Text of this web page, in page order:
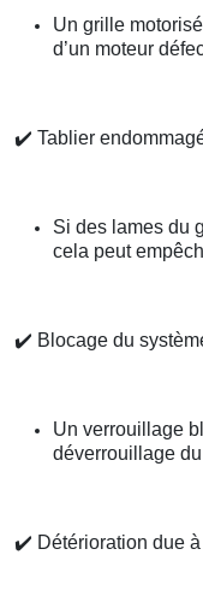
Un grille
d’un moteur
✔️ Tablier
Si des lames du
cela peut
✔️ Blocage du
Un verrouillage
déverrouillage
✔️ Détérioration due à